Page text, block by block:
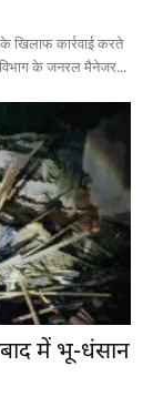
कार्रवाई करते
विभाग के जनरल मैनेजर...
में भू-धंसान